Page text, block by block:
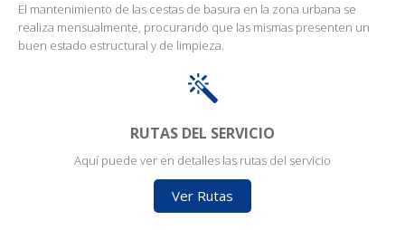
El mantenimiento de las cestas de basura en la zona urbana se
realiza mensualmente, procurando que las mismas presenten un
buen estado estructural y de limpieza.
RUTAS DEL SERVICIO
Aquí puede ver en detalles las rutas del servicio
Ver Rutas